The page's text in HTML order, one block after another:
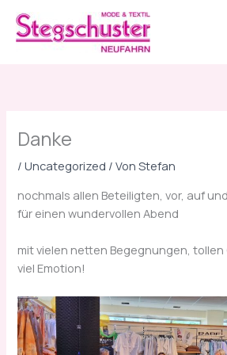
Inhalt
springen
Danke
/Uncategorized / VonStefan
nochmals allen Beteiligten, vor, auf
für einen wundervollen Abend
mit vielen netten Begegnungen,
viel Emotion!
e
S
m
e
r
k